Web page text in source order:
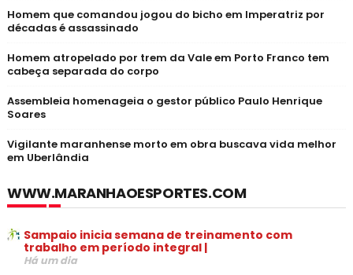
Homem que comandou jogou do bicho em Imperatriz por
décadas é assassinado
Homem atropelado por trem da Vale em Porto Franco tem
cabeça separada do corpo
Assembleia homenageia o gestor público Paulo Henrique
Soares
Vigilante maranhense morto em obra buscava vida melhor
em Uberlândia
WWW.MARANHAOESPORTES.COM
Sampaio inicia semana de treinamento com
trabalho em período integral |
Há um dia